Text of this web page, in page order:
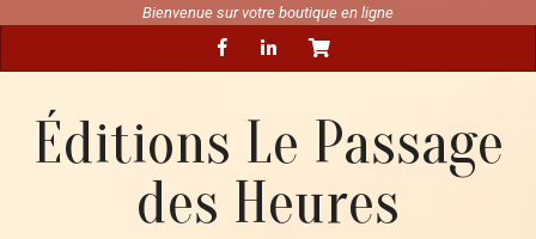
content
Bienvenue sur votre boutique en ligne
Navigation
Éditions Le Passage
des Heures